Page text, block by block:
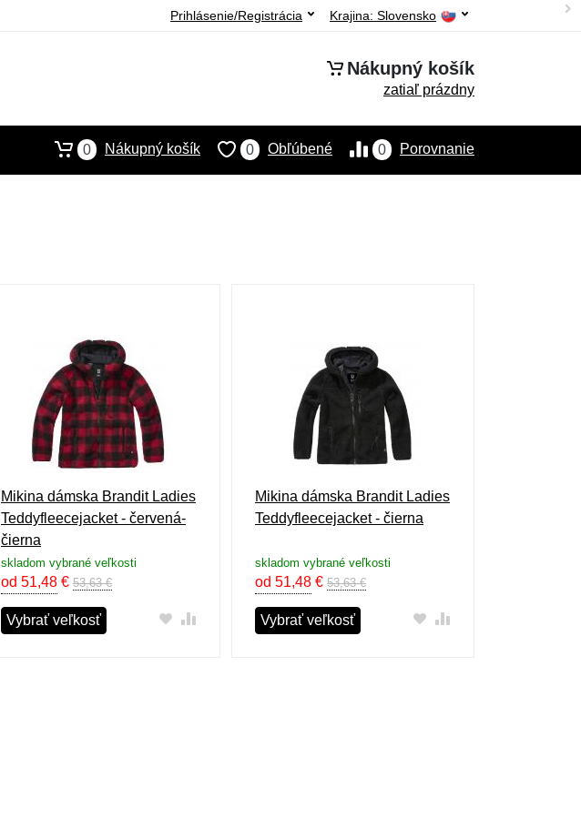
Krajina: Slovensko
Prihlásenie/Registrácia
Nákupný košík
zatiaľ prázdny
0 Porovnanie
0 Obľúbené
0 Nákupný košík
Mikina dámska Brandit Ladies
Teddyfleecejacket - červená-
čierna
skladom vybrané veľkosti
od 51,48€ 53,63 €
Vybrať veľkosť
Mikina dámska Brandit Ladies
Teddyfleecejacket - čierna
skladom vybrané veľkosti
od 51,48€ 53,63 €
Vybrať veľkosť